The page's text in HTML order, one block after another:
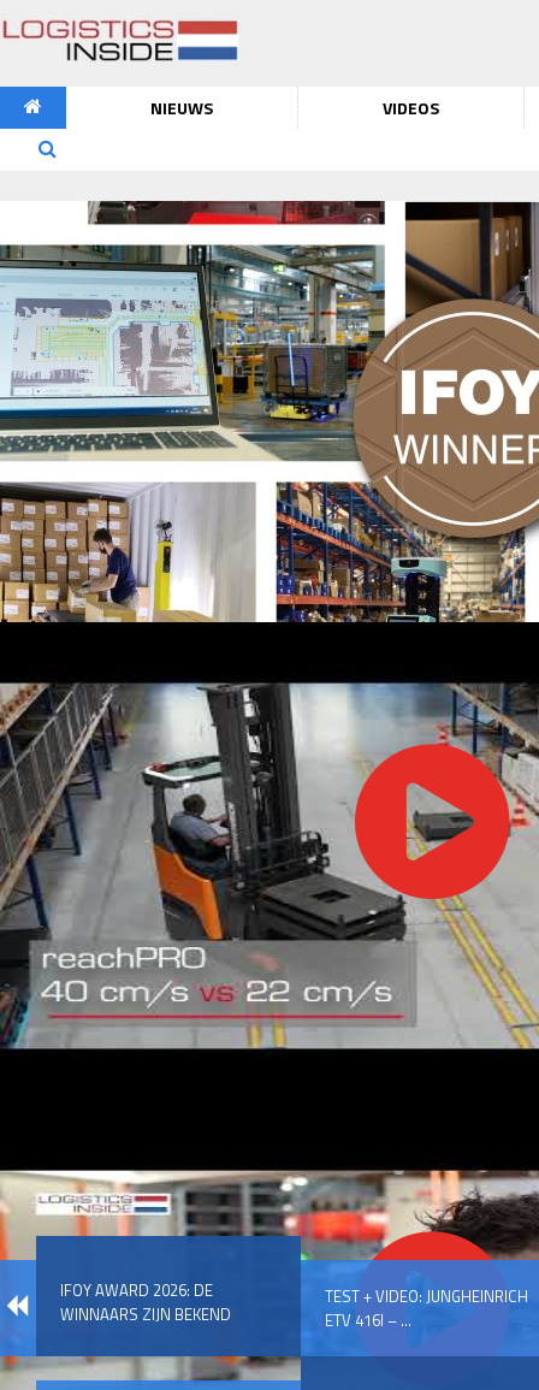
NIEUWS VIDEOS
IFOY AWARD 2026: DE
WINNAARS ZIJN BEKEND
TEST + VIDEO: JUNGHEINRICH
ETV 416I – ...